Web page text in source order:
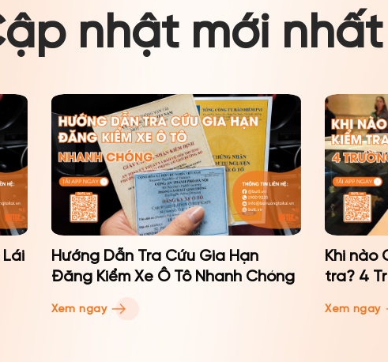
nhật mới nhất
Lái
Hướng Dẫn Tra Cứu Gia Hạn
Đăng Kiểm Xe Ô Tô Nhanh Chóng
Xem ngay
Khi nào
tra? 4
Xem ngay